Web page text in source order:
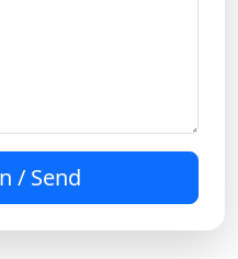
/ Send